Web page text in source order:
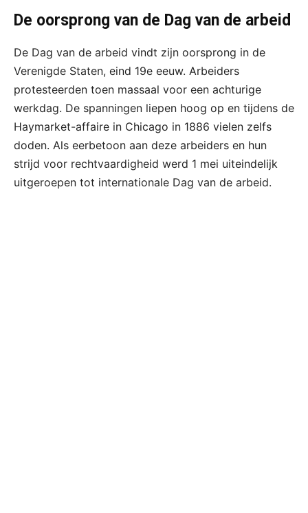
De oorsprong van de Dag van de arbeid
De Dag van de arbeid vindt zijn oorsprong in de
Verenigde Staten, eind 19e eeuw. Arbeiders
protesteerden toen massaal voor een achturige
werkdag. De spanningen liepen hoog op en tijdens de
Haymarket-affaire in Chicago in 1886 vielen zelfs
doden. Als eerbetoon aan deze arbeiders en hun
strijd voor rechtvaardigheid werd 1 mei uiteindelijk
uitgeroepen tot internationale Dag van de arbeid.